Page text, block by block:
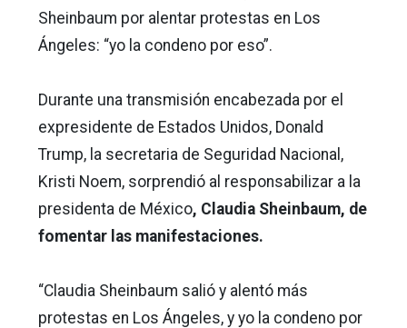
Sheinbaum por alentar protestas en Los
Ángeles: “yo la condeno por eso”.
Durante una transmisión encabezada por el
expresidente de Estados Unidos, Donald
Trump, la secretaria de Seguridad Nacional,
Kristi Noem, sorprendió al responsabilizar a la
presidenta de México, Claudia Sheinbaum, de
fomentar las manifestaciones.
“Claudia Sheinbaum salió y alentó más
protestas en Los Ángeles, y yo la condeno por